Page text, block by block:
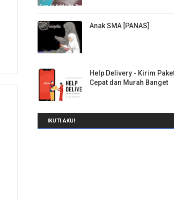
Anak SMA [PANAS]
Help Delivery - Kirim
Cepat dan Murah Banget
IKUTI AKU!